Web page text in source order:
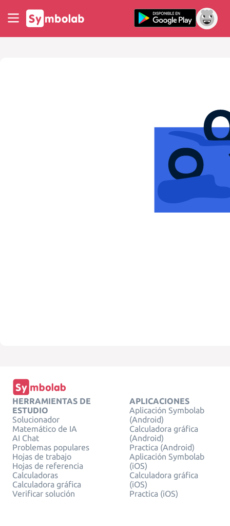
HERRAMIENTAS DE
ESTUDIO
Solucionador
Matemático de IA
AI Chat
Problemas populares
Hojas de trabajo
Hojas de referencia
Calculadoras
Calculadora gráfica
Verificar solución
APLICACIONES
Aplicación Symbolab
(Android)
Calculadora gráfica
(Android)
Practica (Android)
Aplicación Symbolab
(iOS)
Calculadora gráfica
(iOS)
Practica (iOS)